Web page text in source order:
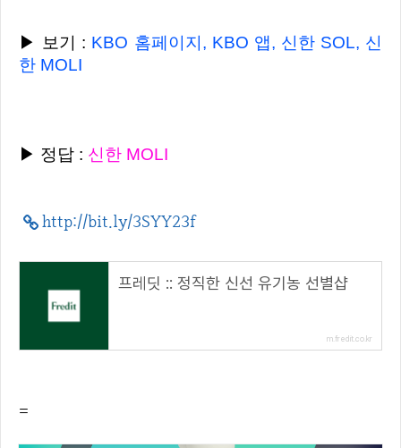
▶ 보기 : KBO 홈페이지, KBO 앱, 신한 SOL, 신
한 MOLI
▶ 정답 : 신한 MOLI
http://bit.ly/3SYY23f
프레딧 :: 정직한 신선 유기농 선별샵
m.fredit.co.kr
=